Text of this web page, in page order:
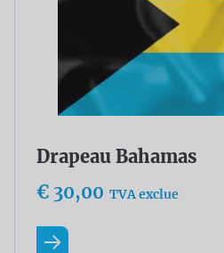
Drapeau Bahamas
€ 30,00 TVA exclue